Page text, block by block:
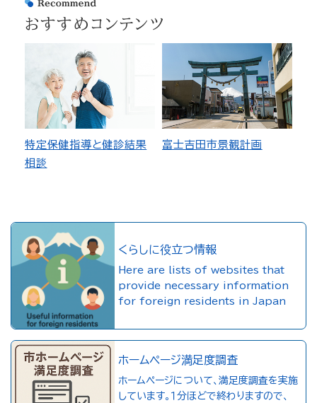
おすすめコンテンツ
特定保健指導と健診結果
相談
富士吉田市景観計画
くらしに役立つ情報
Here are lists of websites that
provide necessary information
for foreign residents in Japan
ホームページ満足度調査
ホームページについて、満足度調査を実施
しています。１分ほどで終わりますので、